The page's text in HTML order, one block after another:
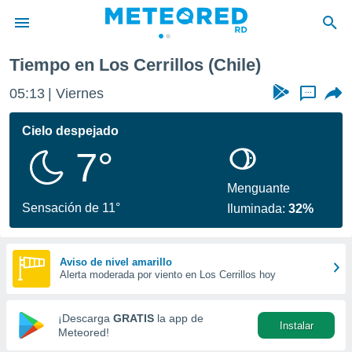
de
ha sido
calidad.
a este
las
forma
digital
basada
Tiempo en Los Cerrillos (Chile)
05:13 Viernes ...
Cielo despejado
7°
Sensación de 11°
Menguante
Iluminada:32%
Aviso de nivel amarillo
Alerta moderada por viento en Los Cerrillos hoy
¡Descarga GRATIS la app de
Meteored!
Instalar